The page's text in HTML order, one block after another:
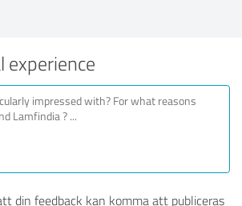
experience
din feedback kan komma att publiceras